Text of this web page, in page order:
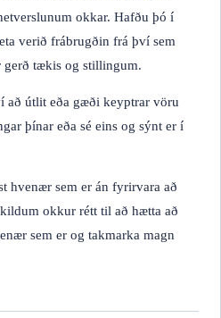
okkar. Hafðu þó í
verið frábrugðin frá því sem
gerð tækis og stillingum.
að útlit eða gæði keyptrar vöru
þínar eða sé eins og sýnt er í
hvenær sem er án fyrirvara að
okkur rétt til að hætta að
sem er og takmarka magn